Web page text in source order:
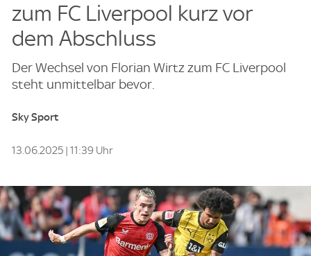
zum FC Liverpool kurz vor
dem Abschluss
Der Wechsel von Florian Wirtz zum FC Liverpool
steht unmittelbar bevor.
Sky Sport
13.06.2025 | 11:39 Uhr